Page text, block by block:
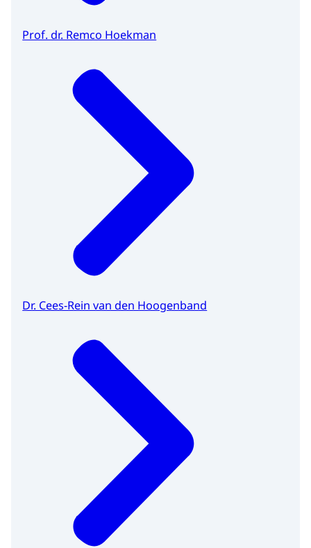
Prof. dr. Remco Hoekman
Dr. Cees-Rein van den Hoogenband